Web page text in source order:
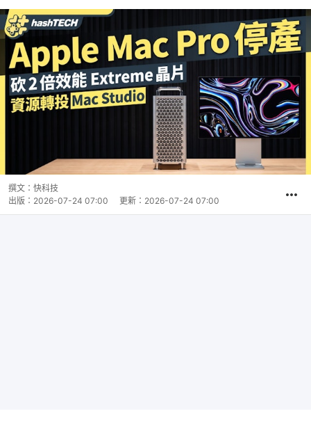
撰文： 快科技
出版： 2026-07-24 07:00 更新： 2026-07-24 07:00